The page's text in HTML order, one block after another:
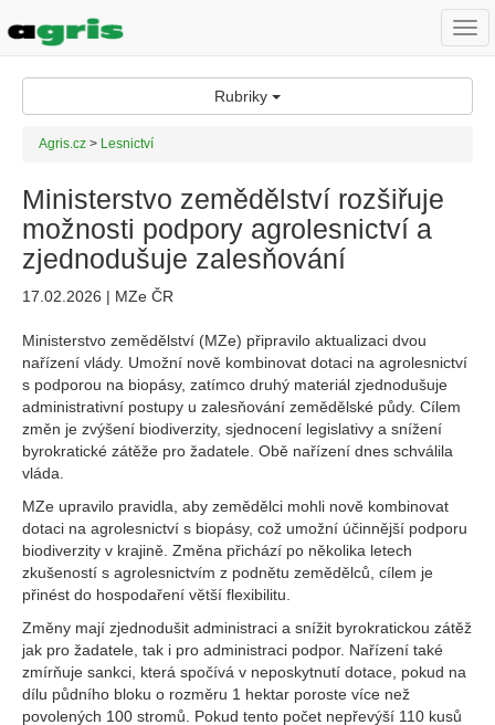
Rubriky
Agris.cz > Lesnictví
Ministerstvo zemědělství rozšiřuje
možnosti podpory agrolesnictví a
zjednodušuje zalesňování
17.02.2026 | MZe ČR
Ministerstvo zemědělství (MZe) připravilo aktualizaci dvou
nařízení vlády. Umožní nově kombinovat dotaci na agrolesnictví
s podporou na biopásy, zatímco druhý materiál zjednodušuje
administrativní postupy u zalesňování zemědělské půdy. Cílem
změn je zvýšení biodiverzity, sjednocení legislativy a snížení
byrokratické zátěže pro žadatele. Obě nařízení dnes schválila
vláda.
MZe upravilo pravidla, aby zemědělci mohli nově kombinovat
dotaci na agrolesnictví s biopásy, což umožní účinnější podporu
biodiverzity v krajině. Změna přichází po několika letech
zkušeností s agrolesnictvím z podnětu zemědělců, cílem je
přinést do hospodaření větší flexibilitu.
Změny mají zjednodušit administraci a snížit byrokratickou zátěž
jak pro žadatele, tak i pro administraci podpor. Nařízení také
zmírňuje sankci, která spočívá v neposkytnutí dotace, pokud na
dílu půdního bloku o rozměru 1 hektar poroste více než
povolených 100 stromů. Pokud tento počet nepřevýší 110 kusů